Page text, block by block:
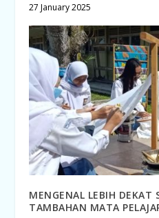
27 January 2025
MENGENAL LEBIH DEKAT
TAMBAHAN MATA